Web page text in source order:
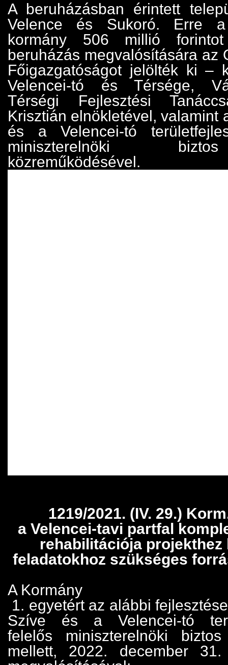
A beruházásban érintett
Velence és Sukoró. Erre
kormány 506 millió
beruházás megvalósítására az
Főigazgatóságot jelölték ki –
Velencei-tó és Térsége,
Térségi Fejlesztési
Krisztián elnökletével, valamint
és a Velencei-tó
miniszterelnöki
közreműködésével.
1219/2021. (IV. 29.)
a Velencei-tavi partfal
rehabilitációja projekthez
feladatokhoz szükséges
A Kormány
1. egyetért az alábbi
Szíve és a Velencei-tó
felelős miniszterelnöki biztos
mellett, 2022. december